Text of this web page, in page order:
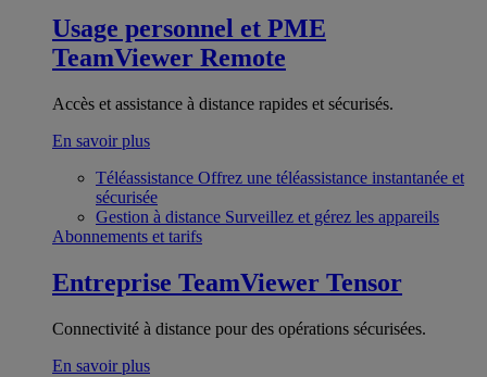
Usage personnel et PME
TeamViewer Remote
Accès et assistance à distance rapides et sécurisés.
En savoir plus
Téléassistance Offrez une téléassistance instantanée et
sécurisée
Gestion à distance Surveillez et gérez les appareils
Abonnements et tarifs
Entreprise TeamViewer Tensor
Connectivité à distance pour des opérations sécurisées.
En savoir plus